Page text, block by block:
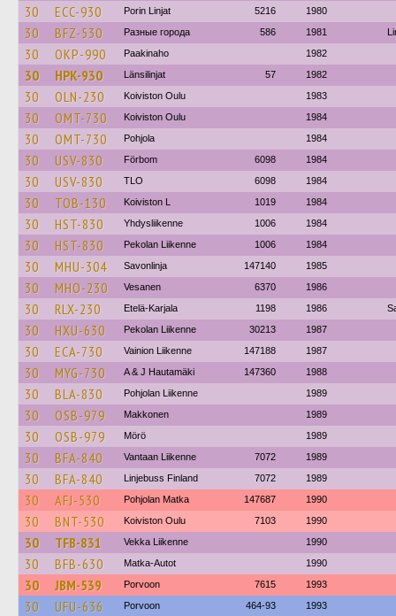
30 ECC-930 Porin Linjat 5216 1980
30 BFZ-530 Разные города 586 1981
30 OKP-990 Paakinaho 1982
30 HPK-930 Länsilinjat 57 1982
30 OLN-230 Koiviston Oulu 1983
30 OMT-730 Koiviston Oulu 1984
30 OMT-730 Pohjola 1984
30 USV-830 Förbom 6098 1984
30 USV-830 TLO 6098 1984
30 TOB-130 Koiviston L 1019 1984
30 HST-830 Yhdysliikenne 1006 1984
30 HST-830 Pekolan Liikenne 1006 1984
30 MHU-304 Savonlinja 147140 1985
30 MHO-230 Vesanen 6370 1986
30 RLX-230 Etelä-Karjala 1198 1986
30 HXU-630 Pekolan Liikenne 30213 1987
30 ECA-730 Vainion Liikenne 147188 1987
30 MYG-730 A & J Hautamäki 147360 1988
30 BLA-830 Pohjolan Liikenne 1989
30 OSB-979 Makkonen 1989
30 OSB-979 Mörö 1989
30 BFA-840 Vantaan Liikenne 7072 1989
30 BFA-840 Linjebuss Finland 7072 1989
30 AFJ-530 Pohjolan Matka 147687 1990
30 BNT-530 Koiviston Oulu 7103 1990
30 TFB-831 Vekka Liikenne 1990
30 BFB-630 Matka-Autot 1990
30 JBM-539 Porvoon 7615 1993
30 UFU-636 Porvoon 464-93 1993